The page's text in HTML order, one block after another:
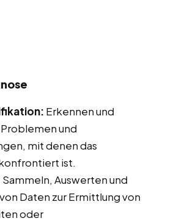
Erkennen und
und
mit denen das
ist.
Sammeln, Auswerten und
Daten zur Ermittlung von
oder